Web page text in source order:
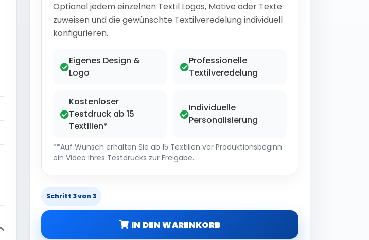
Optional jedem einzelnen Textil Logos, Motive oder Texte
zuweisen und die gewünschte Textilveredelung individuell
konfigurieren.
Eigenes Design &
Logo
Professionelle
Textilveredelung
Kostenloser
Testdruck ab 15
Textilien*
Individuelle
Personalisierung
**Auf Wunsch erhalten Sie ab 15 Textilien vor Produktionsbeginn
ein Video Ihres Testdrucks zur Freigabe..
Schritt 3 von 3
IN DEN WARENKORB